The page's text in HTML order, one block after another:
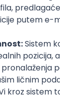
celu četvrtu
od čega 36
je jako bitno
to ne vidi i
vam to ide onda
poena, 12 možete
12 su samo iz
više fokusirati
i uraditi sve
kulturu usputno